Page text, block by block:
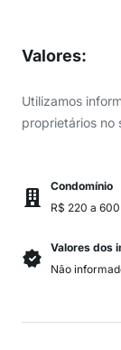
Valores:
Utilizamos
proprietários no
Condomínio
R$ 220 a 600
Valores dos
Não